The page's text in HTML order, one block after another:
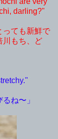
darling?"
っても新鮮で
もち、ど
ね〜」